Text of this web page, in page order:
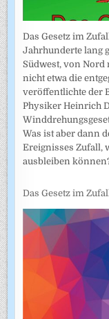
Das Gesetz im
Jahrhunderte lang
Südwest, von Nord
nicht etwa die
veröffentlichte der
Physiker Heinrich
Was ist aber dann
Ereignisses Zufall,
ausbleiben
Das Gesetz im